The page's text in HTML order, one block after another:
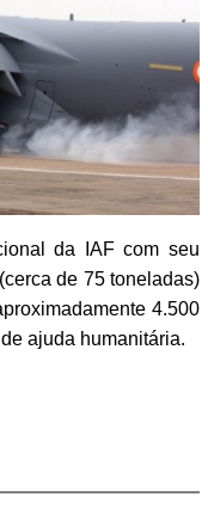
da IAF com seu
de 75 toneladas)
4.500
ajuda humanitária.